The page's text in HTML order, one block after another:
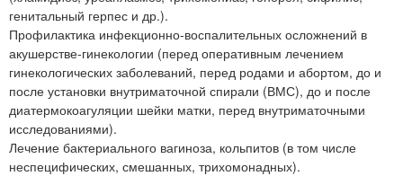
генитальный герпес и др.).
Профилактика инфекционно-воспалительных осложнений в
акушерстве-гинекологии (перед оперативным лечением
гинекологических заболеваний, перед родами и абортом, до и
после установки внутриматочной спирали (ВМС), до и после
диатермокоагуляции шейки матки, перед внутриматочными
исследованиями).
Лечение бактериального вагиноза, кольпитов (в том числе
неспецифических, смешанных, трихомонадных).